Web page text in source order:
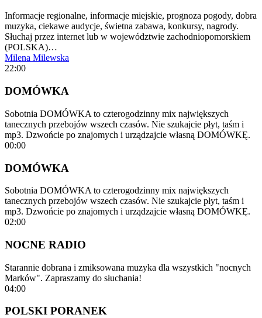
Informacje regionalne, informacje miejskie, prognoza pogody, dobra
muzyka, ciekawe audycje, świetna zabawa, konkursy, nagrody.
Słuchaj przez internet lub w województwie zachodniopomorskiem
(POLSKA)…
Milena Milewska
22:00
DOMÓWKA
Sobotnia DOMÓWKA to czterogodzinny mix największych
tanecznych przebojów wszech czasów. Nie szukajcie płyt, taśm i
mp3. Dzwońcie po znajomych i urządzajcie własną DOMÓWKĘ.
00:00
DOMÓWKA
Sobotnia DOMÓWKA to czterogodzinny mix największych
tanecznych przebojów wszech czasów. Nie szukajcie płyt, taśm i
mp3. Dzwońcie po znajomych i urządzajcie własną DOMÓWKĘ.
02:00
NOCNE RADIO
Starannie dobrana i zmiksowana muzyka dla wszystkich "nocnych
Marków". Zapraszamy do słuchania!
04:00
POLSKI PORANEK